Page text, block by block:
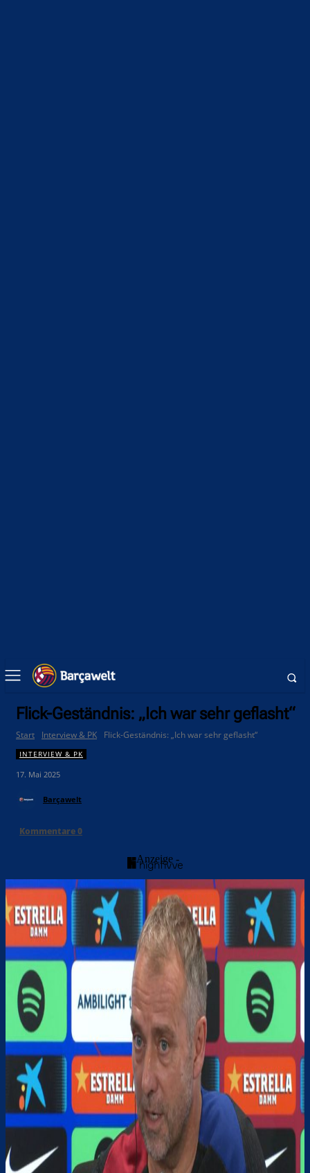
Flick-Geständnis: „Ich war sehr geflasht“
Start Interview & PK Flick-Geständnis: „Ich war sehr geflasht“
INTERVIEW & PK
17. Mai 2025
Barçawelt
Kommentare0
- Anzeige -